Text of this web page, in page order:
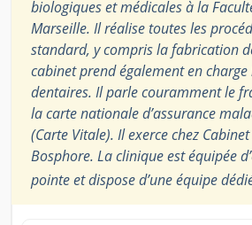
biologiques et médicales à la
Marseille. Il réalise toutes les
standard, y compris la fabrication
cabinet prend également en charge
dentaires. Il parle couramment le
la carte nationale d’assurance
(Carte Vitale). Il exerce chez
Bosphore. La clinique est équipée
pointe et dispose d’une équipe